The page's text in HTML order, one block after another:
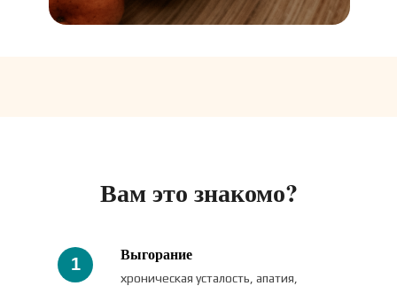
хроническая усталость, апатия,
Выгорание
1
Вам это знакомо?